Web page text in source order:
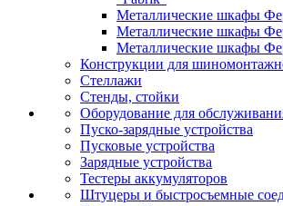
Металлические шкафы
Металлические шкафы
Металлические шкафы
Конструкции для
Стеллажи
Стенды, стойки
Оборудование для
Пуско-зарядные устройства
Пусковые устройства
Зарядные устройства
Тестеры аккумуляторов
Штуцеры и быстросъемные